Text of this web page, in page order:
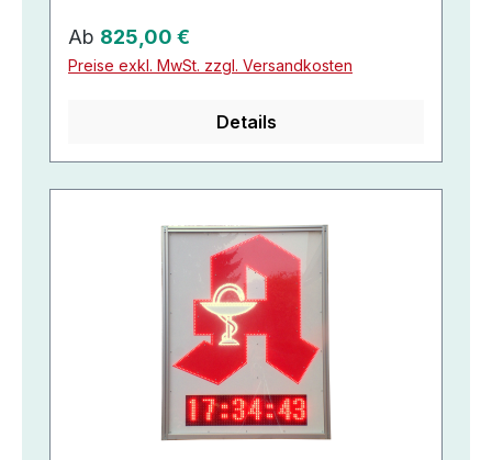
Regulärer Preis:
Ab 825,00 €
Preise exkl. MwSt. zzgl. Versandkosten
Details